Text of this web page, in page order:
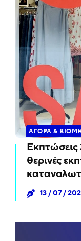
ΑΓΟΡΆ &
Εκπτώσεις
θερινές
13 / 07 /